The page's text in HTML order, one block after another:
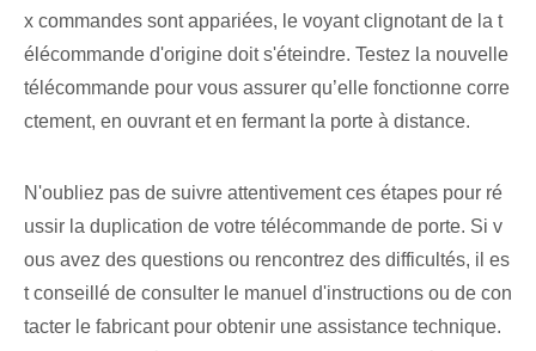
x commandes sont appariées, le voyant clignotant de la t
élécommande d'origine doit s'éteindre. Testez la ‌nouvelle
télécommande pour vous assurer qu’elle fonctionne corre
ctement, en ouvrant et en fermant‌ la porte à distance.
N'oubliez pas de suivre attentivement ces étapes pour ré
ussir la duplication de votre télécommande de porte. Si v
ous avez des questions ou rencontrez des difficultés, il es
t conseillé de consulter le manuel d'instructions ou de con
tacter le fabricant pour obtenir une assistance technique.